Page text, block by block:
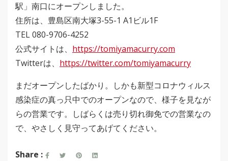
駅」南口にオープンしました。
住所は、豊島区南大塚3-55-1 A1ビル1F
TEL 080-9706-4252
公式サイトは、 https://tomiyamacurry.com
Twitterは、 https://twitter.com/tomiyamacurry
まだオープンしたばかり。しかも新型コロナウィルス
感染症の真っ只中でのオープンなので、様子を見なが
らの営業です。しばらくは売り切れ御免での営業なの
で、やさしく見守ってあげてください。
Share :